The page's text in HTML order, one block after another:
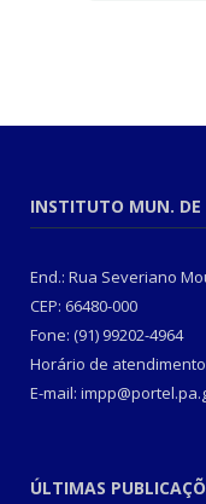
INSTITUTO MUN. DE
End.: Rua Severiano
CEP: 66480-000
Fone: (91) 99202-4964
Horário de
E-mail:
ÚLTIMAS